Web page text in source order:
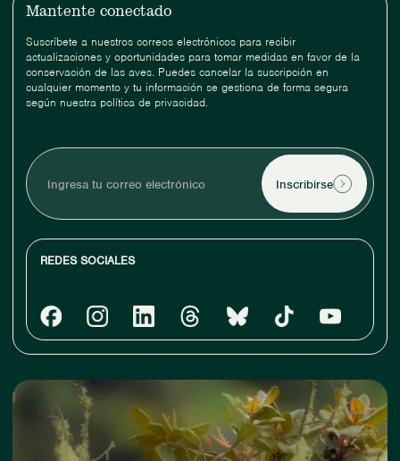
Mantente conectado
Suscríbete a nuestros correos electrónicos para recibir
actualizaciones y oportunidades para tomar medidas en favor de la
conservación de las aves. Puedes cancelar la suscripción en
cualquier momento y tu información se gestiona de forma segura
según nuestra política de privacidad.
tu
correo
electrónico
REDES SOCIALES